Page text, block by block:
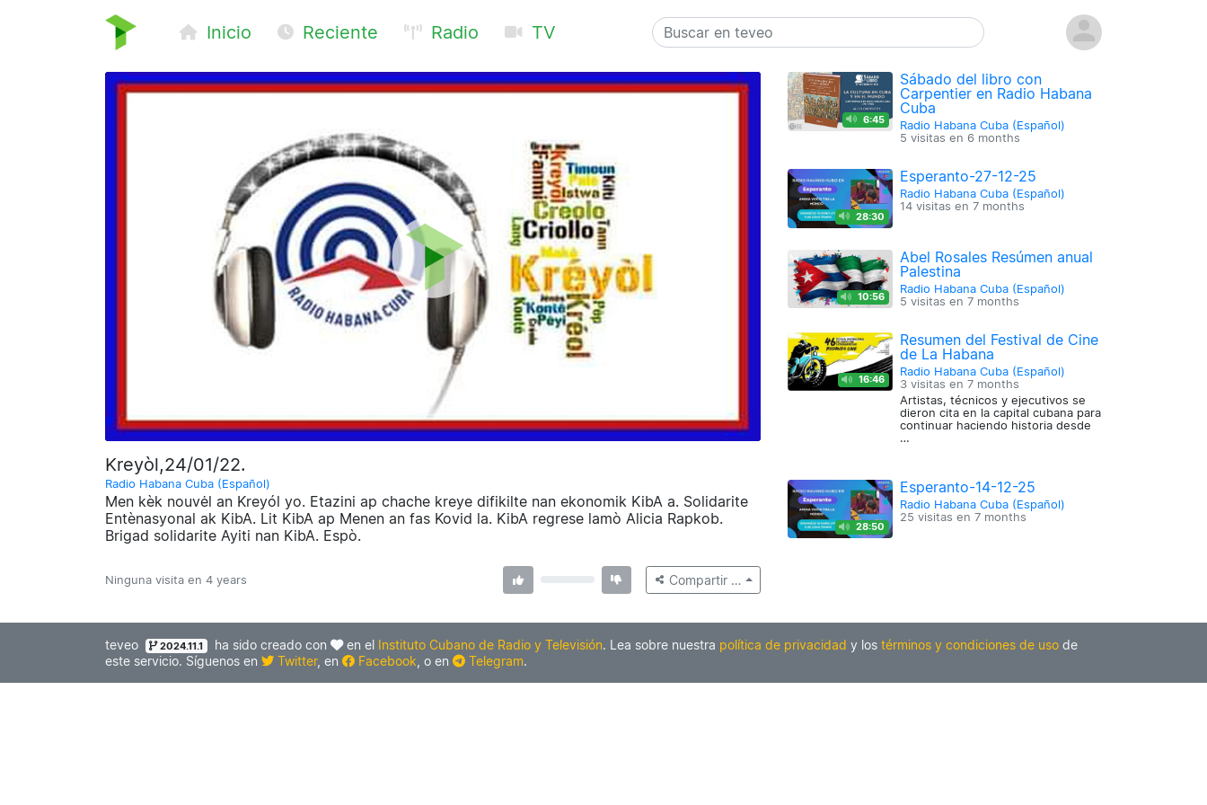
Inicio Reciente Radio TV
Kreyòl,24/01/22.
Radio Habana Cuba (Español)
Men kèk nouvėl an Kreyól yo. Etazini ap chache kreye difikilte nan ekonomik KibA a. Solidarite
Entènasyonal ak KibA. Lit KibA ap Menen an fas Kovid la. KibA regrese lamò Alicia Rapkob.
Brigad solidarite Ayiti nan KibA. Espò.
Ninguna visita en 4 years Compartir …
6:45
Sábado del libro con
Carpentier en Radio Habana
Cuba
Radio Habana Cuba (Español)
5 visitas en 6 months
28:30
Esperanto-27-12-25
Radio Habana Cuba (Español)
14 visitas en 7 months
10:56
Abel Rosales Resúmen anual
Palestina
Radio Habana Cuba (Español)
5 visitas en 7 months
16:46
Resumen del Festival de Cine
de La Habana
Radio Habana Cuba (Español)
3 visitas en 7 months
Artistas, técnicos y ejecutivos se
dieron cita en la capital cubana para
continuar haciendo historia desde
…
28:50
Esperanto-14-12-25
Radio Habana Cuba (Español)
25 visitas en 7 months
teveo 2024.11.1 ha sido creado con en el Instituto Cubano de Radio y Televisión. Lea sobre nuestra política de privacidad y los términos y condiciones de usode
este servicio. Síguenos en
Twitter, en Facebook , o en Telegram.